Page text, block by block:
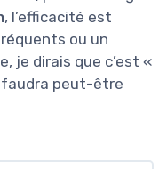
, l’efficacité est
ou un
je dirais que c’est «
faudra peut-être